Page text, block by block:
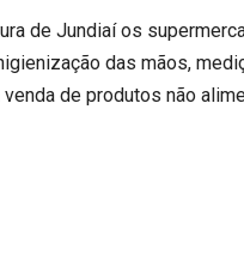
de Jundiaí os
das mãos,
de produtos não